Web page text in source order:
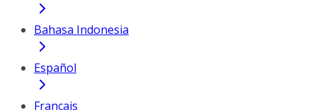
Bahasa Indonesia
Español
Français